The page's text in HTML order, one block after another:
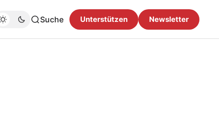
Suche Unterstützen Newsletter